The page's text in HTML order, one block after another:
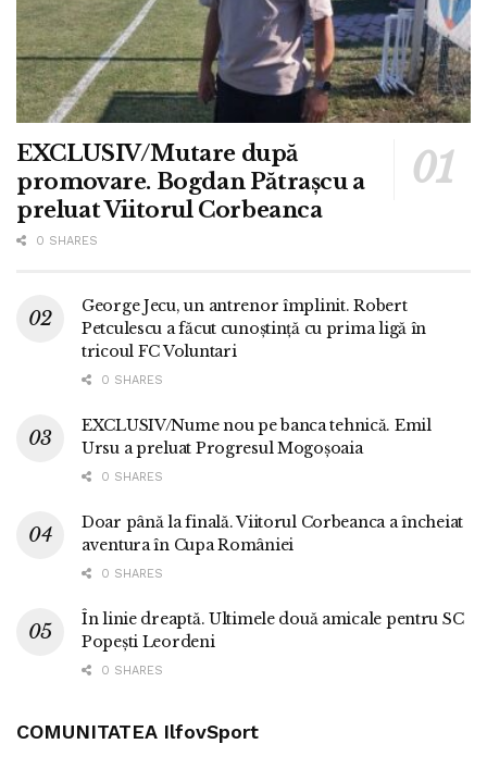
EXCLUSIV/Mutare după
promovare. Bogdan Pătrașcu a
preluat Viitorul Corbeanca
0 SHARES
George Jecu, un antrenor împlinit. Robert
Petculescu a făcut cunoștință cu prima ligă în
tricoul FC Voluntari
0 SHARES
EXCLUSIV/Nume nou pe banca tehnică. Emil
Ursu a preluat Progresul Mogoșoaia
0 SHARES
Doar până la finală. Viitorul Corbeanca a încheiat
aventura în Cupa României
0 SHARES
În linie dreaptă. Ultimele două amicale pentru SC
Popești Leordeni
0 SHARES
COMUNITATEA IlfovSport